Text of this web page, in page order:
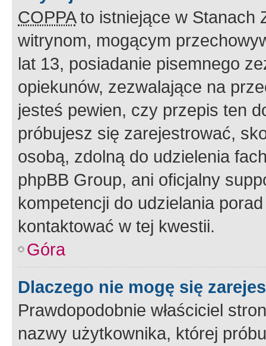
COPPAto istniejące w Stanach
witrynom, mogącym
lat 13, posiadanie pisemnego
opiekunów, zezwalające na
jesteś pewien, czy przepis ten
próbujesz się zarejestrować,
osobą, zdolną do udzielenia
phpBB Group, ani oficjalny
kompetencji do udzielania
kontaktować w tej kwestii.
Góra
Dlaczego nie mogę się
Prawdopodobnie właściciel
nazwy użytkownika, której